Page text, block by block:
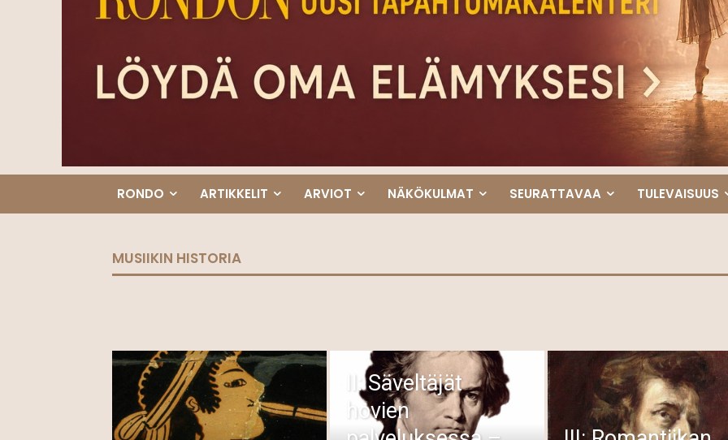
RONDO ARTIKKELIT ARVIOT NÄKÖKULMAT SEURATTAVAA TULEVAISUUS
MUSIIKIN HISTORIA
II: Säveltäjät
hovien